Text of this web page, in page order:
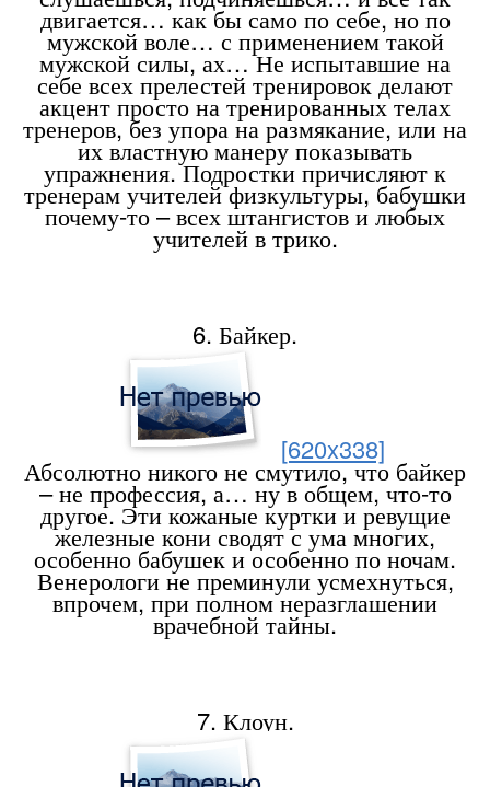
двигается… как бы само по себе, но по
мужской воле… с применением такой
мужской силы, ах… Не испытавшие на
себе всех прелестей тренировок делают
акцент просто на тренированных телах
тренеров, без упора на размякание, или на
их властную манеру показывать
упражнения. Подростки причисляют к
тренерам учителей физкультуры, бабушки
почему-то – всех штангистов и любых
учителей в трико.
6. Байкер.
[620x338]
Абсолютно никого не смутило, что байкер
– не профессия, а… ну в общем, что-то
другое. Эти кожаные куртки и ревущие
железные кони сводят с ума многих,
особенно бабушек и особенно по ночам.
Венерологи не преминули усмехнуться,
впрочем, при полном неразглашении
врачебной тайны.
7. Клоун.